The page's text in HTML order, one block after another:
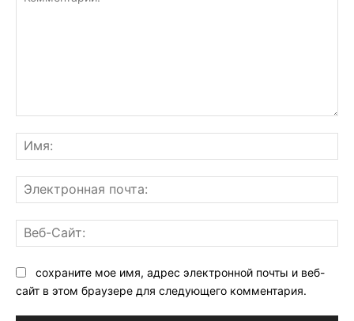
сохраните мое имя, адрес электронной почты и веб-
сайт в этом браузере для следующего комментария.